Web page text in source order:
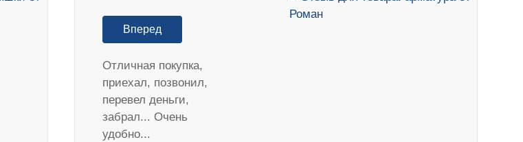
Вперед
Отличная покупка,
приехал, позвонил,
перевел деньги,
забрал... Очень
удобно...